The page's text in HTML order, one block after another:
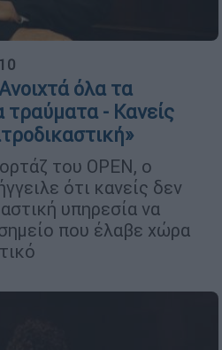
όλα τα
τραύματα - Κανείς
του OPEN, ο
ότι κανείς δεν
υπηρεσία να
που έλαβε χώρα